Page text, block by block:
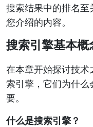
搜索结果中的排名至
您介绍的内容。
搜索引擎基本概
在本章开始探讨技
索引擎，它们为什
要。
什么是搜索引擎？